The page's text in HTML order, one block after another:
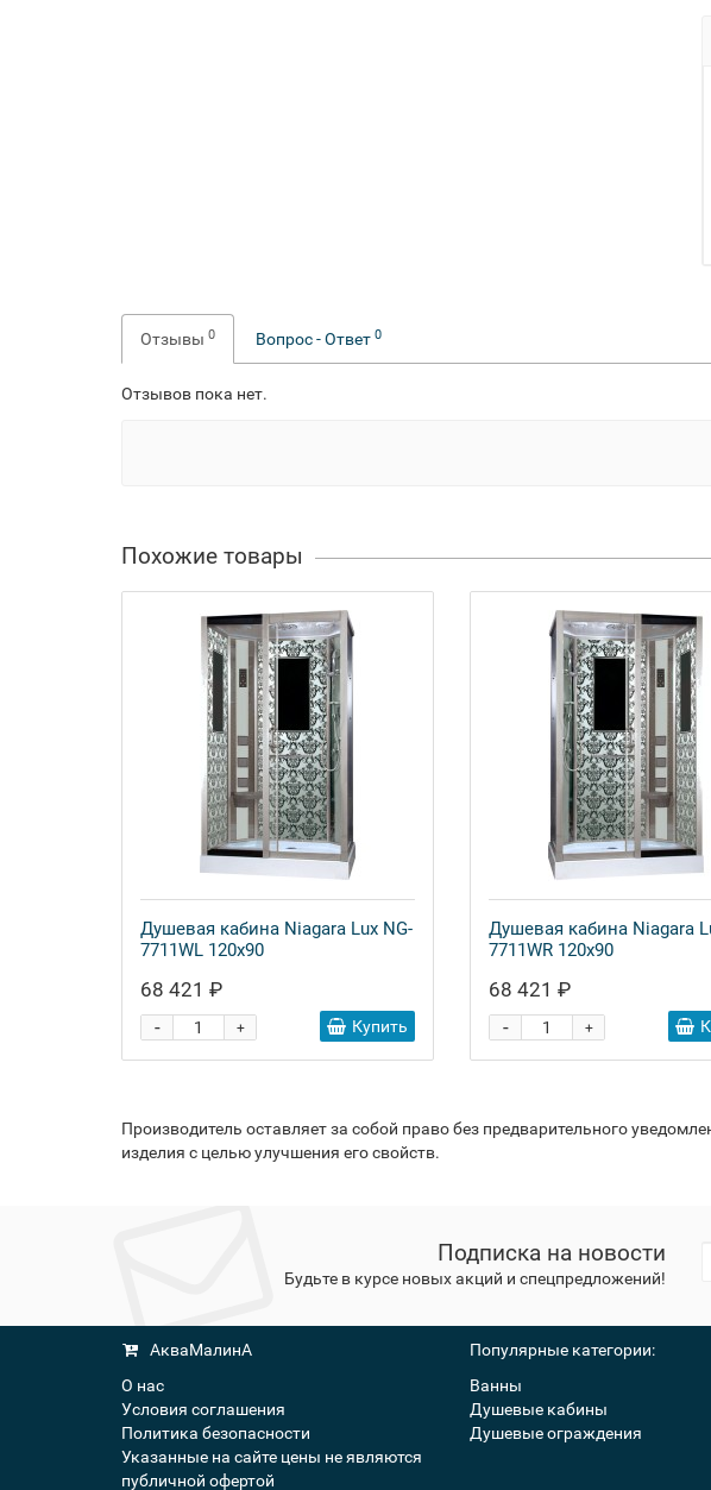
Отзывы 0 Вопрос - Ответ 0
Отзывов пока нет.
Похожие товары
Душевая кабина Niagara Lux NG-
7711WL 120x90
68 421 ₽
+
- Купить
Душевая кабина Niagara
7711WR 120x90
68 421 ₽
+
-
Производитель оставляет за собой право без предварительного
изделия с целью улучшения его свойств.
Подписка на новости
Будьте в курсе новых акций и спецпредложений!
АкваМалинА
О нас
Условия соглашения
Политика безопасности
Указанные на сайте цены не являются
публичной офертой
Популярные категории:
Ванны
Душевые кабины
Душевые ограждения